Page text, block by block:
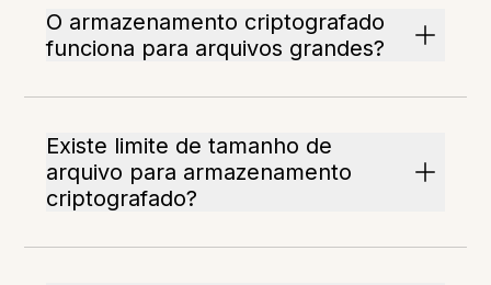
O armazenamento criptografado
funciona para arquivos grandes?
Existe limite de tamanho de
arquivo para armazenamento
criptografado?